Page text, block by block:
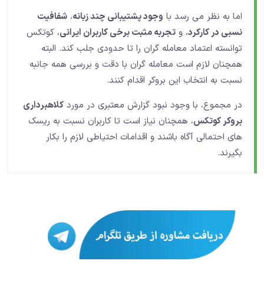
اما به نظر می رسد با وجود پشتیبانی چند زبانه، شفافیت
نسبی در کارکرد، و تجربه مثبت برخی کاربران ایرانی، کوتکس
توانسته اعتماد معامله گران را تا حدودی جلب کند. البته
همچنان لازم است معامله گران با دقت و بررسی همه جانبه
نسبت به انتخاب این بروکر اقدام کنند.
در مجموع، با وجود نبود گزارش معتبری در مورد کلاهبرداری
بروکر کوتکس، همچنان نیاز است تا کاربران نسبت به ریسک
های احتمالی آگاه باشند و اقدامات احتیاطی لازم را بکار
بگیرند.